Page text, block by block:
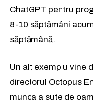
ChatGPT pentru
8-10 săptămâni
săptămână.
Un alt exemplu vine
directorul Octopus
munca a sute de